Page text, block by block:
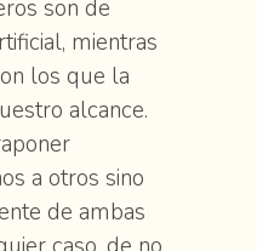
son de
mientras
los que la
alcance.
a otros sino
de ambas